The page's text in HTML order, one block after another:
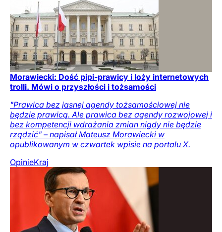
Morawiecki: Dość pipi-prawicy i loży internetowych
trolli. Mówi o przyszłości i tożsamości
"Prawica bez jasnej agendy tożsamościowej nie
będzie prawicą. Ale prawica bez agendy rozwojowej i
bez kompetencji wdrażania zmian nigdy nie będzie
rządzić" – napisał Mateusz Morawiecki w
opublikowanym w czwartek wpisie na portalu X.
OpinieKraj